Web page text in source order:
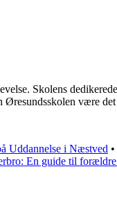
Skolens
være
Uddannelse i Næstved •
En guide til